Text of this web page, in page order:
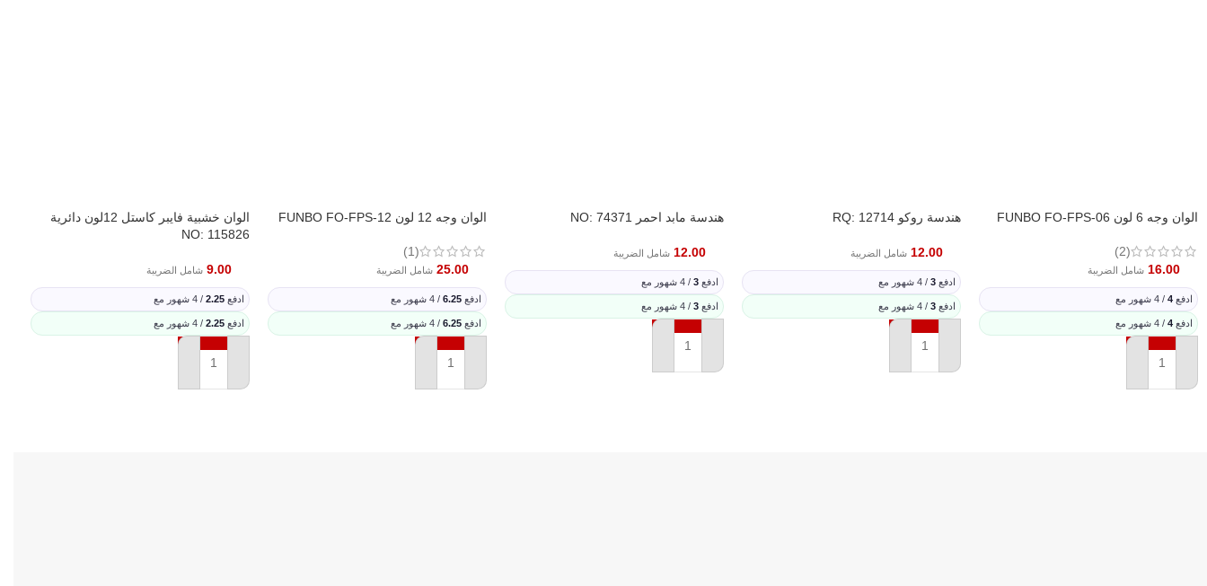
الوان وجه 6 لون FUNBO FO-FPS-06
(2)
16.00 شامل الضريبة
ادفع 4 / 4 شهور مع
ادفع 4 / 4 شهور مع
إضافة إلى السلة
هندسة روكو RQ: 12714
12.00 شامل الضريبة
ادفع 3 / 4 شهور مع
ادفع 3 / 4 شهور مع
إضافة إلى السلة
هندسة مابد احمر NO: 74371
12.00 شامل الضريبة
ادفع 3 / 4 شهور مع
ادفع 3 / 4 شهور مع
إضافة إلى السلة
الوان وجه 12 لون FUNBO FO-FPS-12
(1)
25.00 شامل الضريبة
ادفع 6.25 / 4 شهور مع
ادفع 6.25 / 4 شهور مع
إضافة إلى السلة
الوان خشبية فايبر كاستل 12لون دائرية
NO: 115826
9.00 شامل الضريبة
ادفع 2.25 / 4 شهور مع
ادفع 2.25 / 4 شهور مع
إضافة إلى السلة